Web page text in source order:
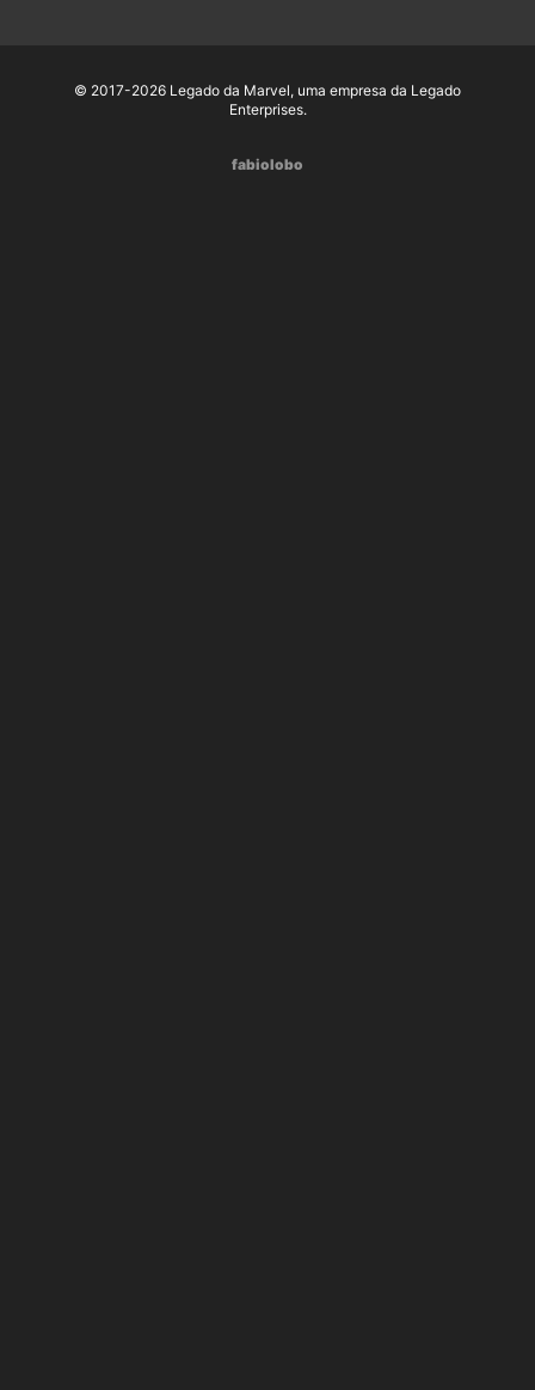
© 2017-2026 Legado da Marvel, uma empresa da Legado
Enterprises.
fabiolobo